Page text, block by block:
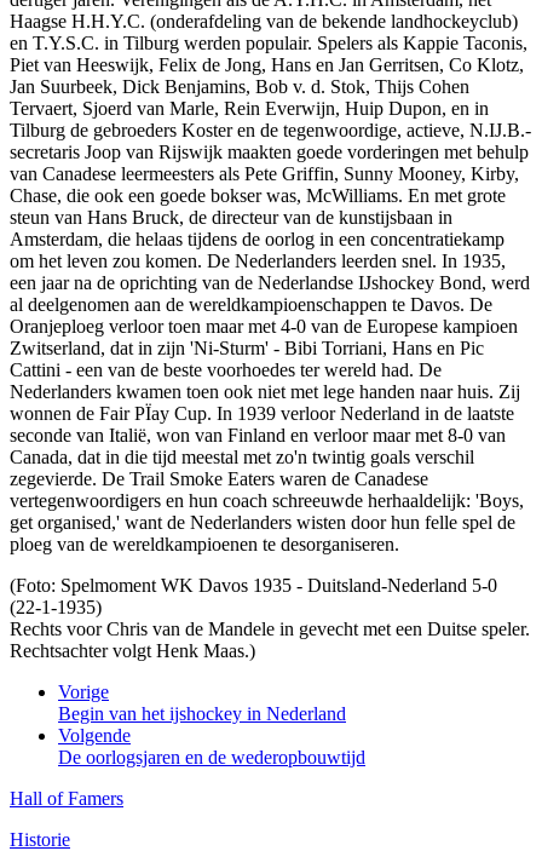
Haagse H.H.Y.C. (onderafdeling van de bekende landhockeyclub)
en T.Y.S.C. in Tilburg werden populair. Spelers als Kappie Taconis,
Piet van Heeswijk, Felix de Jong, Hans en Jan Gerritsen, Co Klotz,
Jan Suurbeek, Dick Benjamins, Bob v. d. Stok, Thijs Cohen
Tervaert, Sjoerd van Marle, Rein Everwijn, Huip Dupon, en in
Tilburg de gebroeders Koster en de tegenwoordige, actieve, N.IJ.B.-
secretaris Joop van Rijswijk maakten goede vorderingen met behulp
van Canadese leermeesters als Pete Griffin, Sunny Mooney, Kirby,
Chase, die ook een goede bokser was, McWilliams. En met grote
steun van Hans Bruck, de directeur van de kunstijsbaan in
Amsterdam, die helaas tijdens de oorlog in een concentratiekamp
om het leven zou komen. De Nederlanders leerden snel. In 1935,
een jaar na de oprichting van de Nederlandse IJshockey Bond, werd
al deelgenomen aan de wereldkampioenschappen te Davos. De
Oranjeploeg verloor toen maar met 4-0 van de Europese kampioen
Zwitserland, dat in zijn 'Ni-Sturm' - Bibi Torriani, Hans en Pic
Cattini - een van de beste voorhoedes ter wereld had. De
Nederlanders kwamen toen ook niet met lege handen naar huis. Zij
wonnen de Fair PÏay Cup. In 1939 verloor Nederland in de laatste
seconde van Italië, won van Finland en verloor maar met 8-0 van
Canada, dat in die tijd meestal met zo'n twintig goals verschil
zegevierde. De Trail Smoke Eaters waren de Canadese
vertegenwoordigers en hun coach schreeuwde herhaaldelijk: 'Boys,
get organised,' want de Nederlanders wisten door hun felle spel de
ploeg van de wereldkampioenen te desorganiseren.
(Foto: Spelmoment WK Davos 1935 - Duitsland-Nederland 5-0
(22-1-1935)
Rechts voor Chris van de Mandele in gevecht met een Duitse speler.
Rechtsachter volgt Henk Maas.)
Vorige
Begin van het ijshockey in Nederland
Volgende
De oorlogsjaren en de wederopbouwtijd
Hall of Famers
Historie